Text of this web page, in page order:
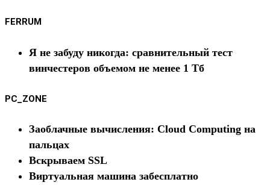
FERRUM
Я не забуду никогда: сравнительный тест
винчестеров объемом не менее 1 Тб
PC_ZONE
Заоблачные вычисления: Cloud Computing на
пальцах
Вскрываем SSL
Виртуальная машина забесплатно